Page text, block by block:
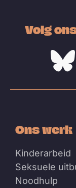
Volg
Ons werk
Kinderarbeid
Seksuele
Noodhulp